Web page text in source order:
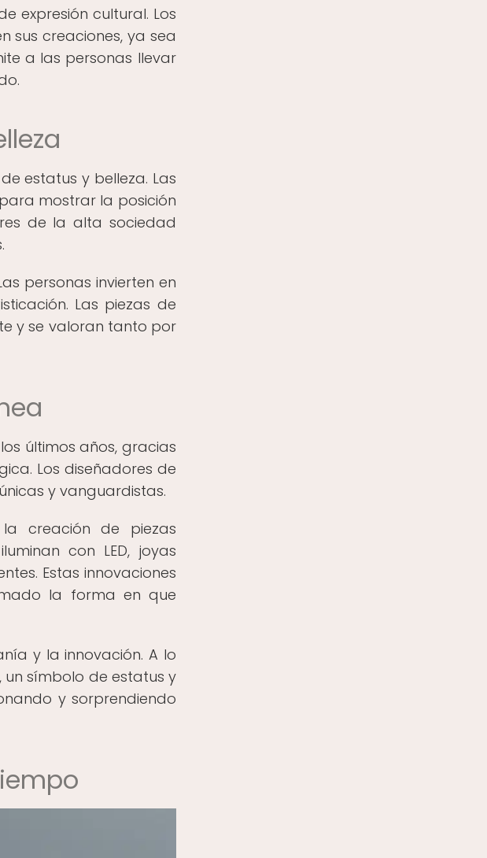
expresión cultural. Los
sus creaciones, ya sea
a las personas llevar
estatus y belleza. Las
mostrar la posición
de la alta sociedad
personas invierten en
Las piezas de
y se valoran tanto por
últimos años, gracias
Los diseñadores de
y vanguardistas.
creación de piezas
con LED, joyas
Estas innovaciones
la forma en que
y la innovación. A lo
símbolo de estatus y
y sorprendiendo